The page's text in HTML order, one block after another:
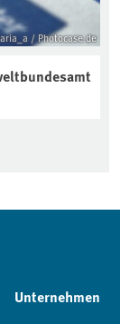
/ Photocase.de
Unternehmen